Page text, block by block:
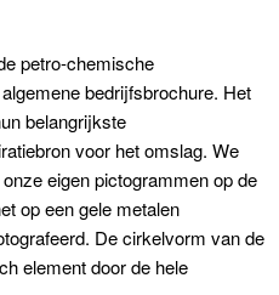
petro-chemische
bedrijfsbrochure. Het
belangrijkste
voor het omslag. We
eigen pictogrammen op de
op een gele metalen
De cirkelvorm van de
element door de hele